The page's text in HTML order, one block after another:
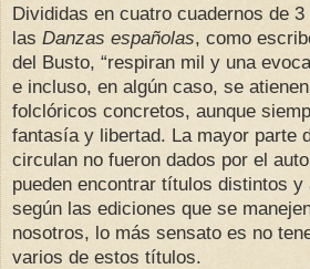
Divididas en cuatro cuadernos de
las Danzas españolas, como
del Busto, “respiran mil y una
e incluso, en algún caso, se
folclóricos concretos, aunque
fantasía y libertad. La mayor parte
circulan no fueron dados por el
pueden encontrar títulos distintos
según las ediciones que se
nosotros, lo más sensato es no
varios de estos títulos.